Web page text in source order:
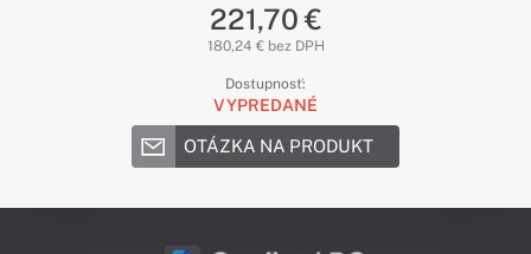
221,70 €
180,24 € bez DPH
Dostupnosť:
VYPREDANÉ
OTÁZKA NA PRODUKT